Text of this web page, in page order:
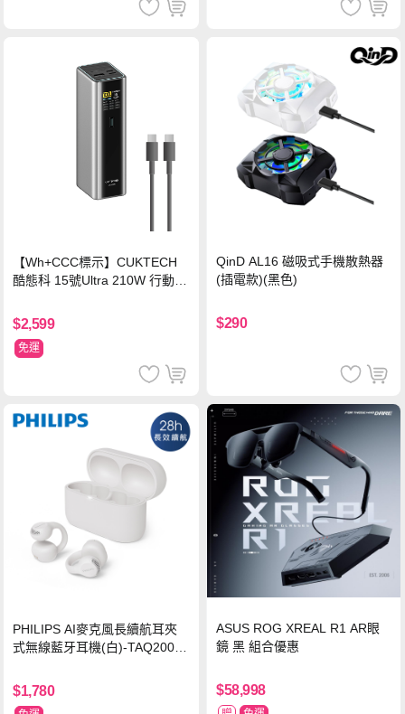
【Wh+CCC標示】CUKTECH
酷態科 15號Ultra 210W 行動電
$2,599
免運
QinD AL16 磁吸式手機散熱器
(插電款)(黑色)
$290
PHILIPS AI麥克風長續航耳夾
式無線藍牙耳機(白)-TAQ2000
$1,780
ASUS ROG XREAL R1 AR眼
鏡 黑 組合優惠
$58,998